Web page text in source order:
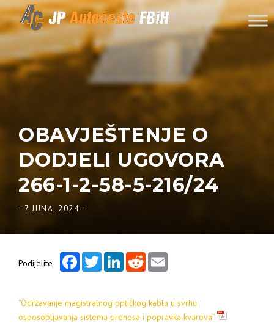
Skip to content
OBAVJEŠTENJE O
DODJELI UGOVORA
266-1-2-58-5-216/24
- 7 JUNA, 2024 -
Podijelite
FacebookTwitterLinkedInReddit
“Održavanje magistralnog optičkog kabla u svrhu
osposobljavanja sistema prenosa i popravka kvarova”